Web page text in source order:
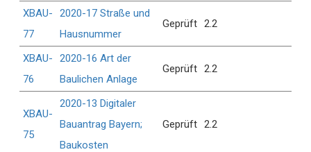
XBAU-
77
2020-17 Straße und
Hausnummer
Geprüft 2.2
XBAU-
76
2020-16 Art der
Baulichen Anlage
Geprüft 2.2
XBAU-
75
2020-13 Digitaler
Bauantrag Bayern;
Baukosten
Geprüft 2.2